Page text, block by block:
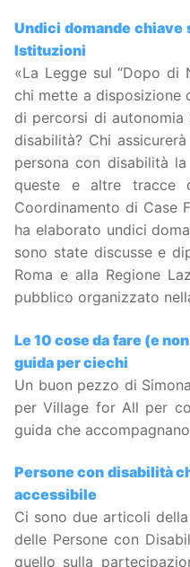
Undici domande chiave
Istituzioni
«La Legge sul “Dopo di
chi mette a disposizione
di percorsi di
disabilità? Chi
persona con disabilità
queste e altre tracce
Coordinamento di Case
ha elaborato undici
sono state discusse e
Roma e alla Regione
pubblico organizzato
Le 10 cose da fare (e
guida per ciechi
Un buon pezzo di
per Village for All per
guida che
Persone con disabilità
accessibile
Ci sono due articoli
delle Persone con
quello sulla